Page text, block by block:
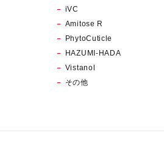
iVC
Amitose R
PhytoCuticle
HAZUMI-HADA
Vistanol
その他